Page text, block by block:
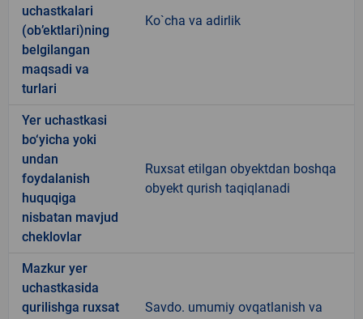
uchastkalari
(ob’ektlari)ning
belgilangan
maqsadi va
turlari
Ko`cha va adirlik
Yer uchastkasi
bo‘yicha yoki
undan
foydalanish
huquqiga
nisbatan mavjud
cheklovlar
Ruxsat etilgan obyektdan boshqa
obyekt qurish taqiqlanadi
Mazkur yer
uchastkasida
qurilishga ruxsat
Savdo. umumiy ovqatlanish va